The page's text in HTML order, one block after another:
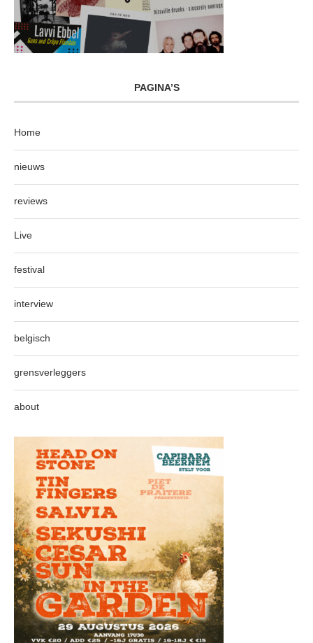
PAGINA’S
Home
nieuws
reviews
Live
festival
interview
belgisch
grensverleggers
about